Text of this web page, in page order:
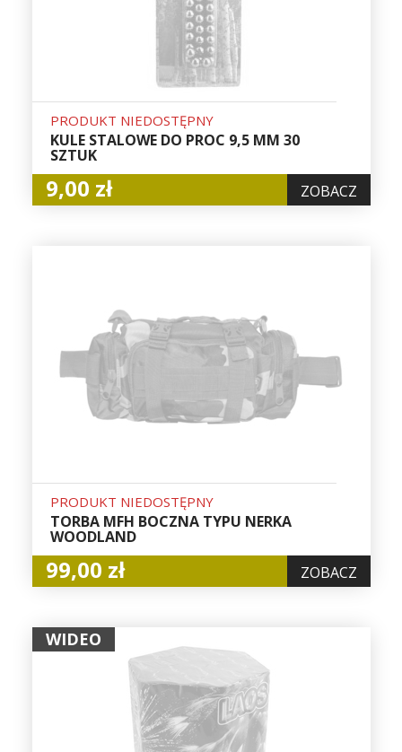
PRODUKT NIEDOSTĘPNY
KULE STALOWE DO PROC 9,5 MM 30
SZTUK
9,00 zł ZOBACZ
PRODUKT NIEDOSTĘPNY
TORBA MFH BOCZNA TYPU NERKA
WOODLAND
99,00 zł ZOBACZ
WIDEO